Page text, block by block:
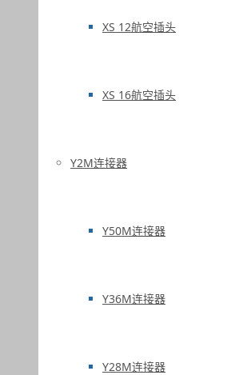
XS 12航空插头
XS 16航空插头
Y2M连接器
Y50M连接器
Y36M连接器
Y28M连接器